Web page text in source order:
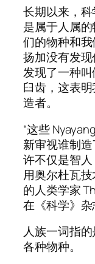
长期以来，
是属于人属
们的物种和
扬加没有发
发现了一种
臼齿，这表
造者。
“这些
新审视谁制
许不仅是智
用奥尔杜瓦
的人类学家
在《科学》杂
人族一词指
各种物种。